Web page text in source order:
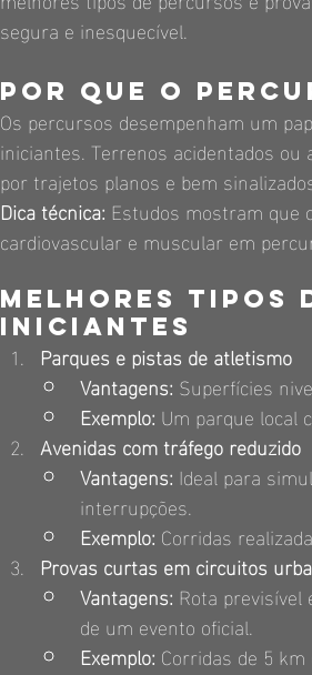
segura e inesquecível.
Por que o
Os percursos desempenham um
iniciantes. Terrenos acidentados
por trajetos planos e bem
Dica técnica: Estudos mostram que
cardiovascular e muscular em
Melhores tipos
iniciantes
Parques e pistas de atletismo
Vantagens: Superfícies
Exemplo: Um parque local
Avenidas com tráfego reduzido
Vantagens: Ideal para
interrupções.
Exemplo: Corridas
Provas curtas em circuitos
Vantagens: Rota
de um evento oficial.
Exemplo: Corridas de 5